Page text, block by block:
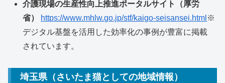
介護現場の生産性向上推進ポータルサイト（厚労
省）
https://www.mhlw.go.jp/stf/kaigo-seisansei.html ※
デジタル基盤を活用した効率化の事例が豊富に掲載
されています。
埼玉県（さいたま猫としての地域情報）